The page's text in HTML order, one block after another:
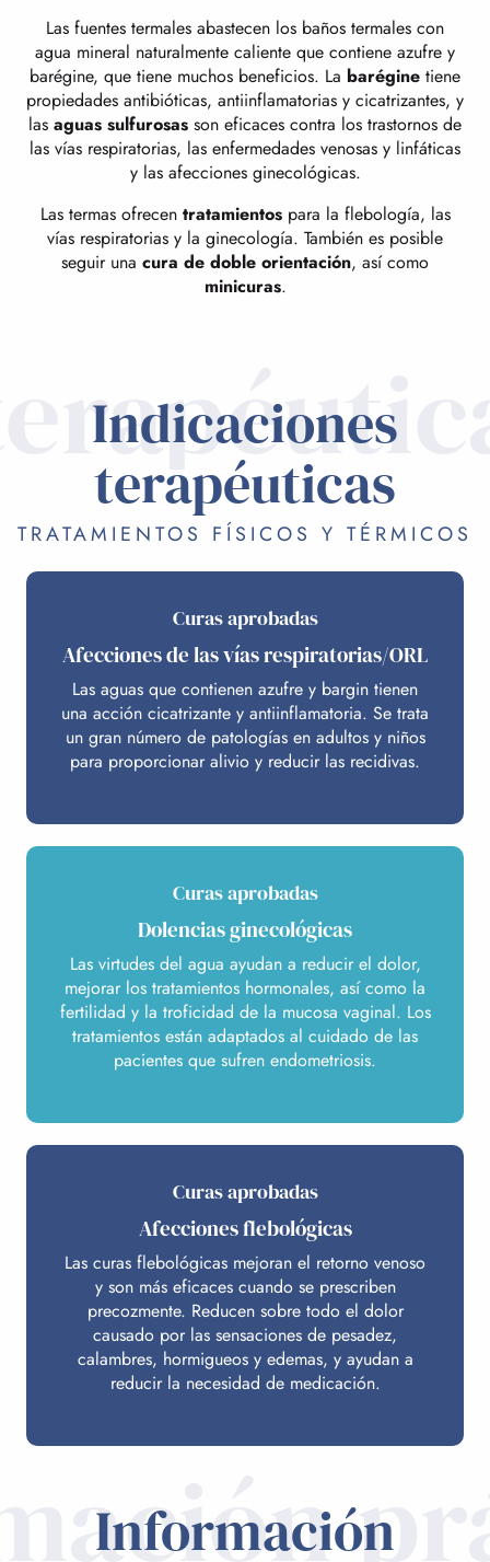
Las fuentes termales abastecen los baños termales con
agua mineral naturalmente caliente que contiene azufre y
barégine, que tiene muchos beneficios. La barégine tiene
propiedades antibióticas, antiinflamatorias y cicatrizantes, y
las aguas sulfurosas son eficaces contra los trastornos de
las vías respiratorias, las enfermedades venosas y linfáticas
y las afecciones ginecológicas.
Las termas ofrecentratamientospara la flebología, las
vías respiratorias y la ginecología. También es posible
seguir una cura de doble orientación, así como
minicuras.
Indicaciones
terapéuticas
TRATAMIENTOS FÍSICOS Y TÉRMICOS
Curas aprobadas
Afecciones de las vías respiratorias/ORL
Las aguas que contienen azufre y bargin tienen
una acción cicatrizante y antiinflamatoria. Se trata
un gran número de patologías en adultos y niños
para proporcionar alivio y reducir las recidivas.
Curas aprobadas
Dolencias ginecológicas
Las virtudes del agua ayudan a reducir el dolor,
mejorar los tratamientos hormonales, así como la
fertilidad y la troficidad de la mucosa vaginal. Los
tratamientos están adaptados al cuidado de las
pacientes que sufren endometriosis.
Curas aprobadas
Afecciones flebológicas
Las curas flebológicas mejoran el retorno venoso
y son más eficaces cuando se prescriben
precozmente. Reducen sobre todo el dolor
causado por las sensaciones de pesadez,
calambres, hormigueos y edemas, y ayudan a
reducir la necesidad de medicación.
Información